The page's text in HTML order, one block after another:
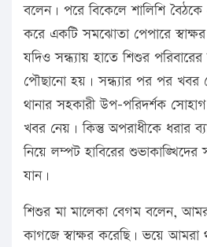
বলেন। পরে বিকেলে শালিশি বৈঠকে
করে একটি সমঝোতা পেপারে
যদিও সন্ধ্যায় হাতে শিশুর
পৌছানো হয়। সন্ধ্যার পর পর খবর
থানার সহকারী উপ-পরিদর্শক
খবর নেয়। কিন্তু অপরাধীকে ধরার
নিয়ে লম্পট হাবিরের
যান।
শিশুর মা মালেকা বেগম বলেন,
কাগজে স্বাক্ষর করেছি। ভয়ে